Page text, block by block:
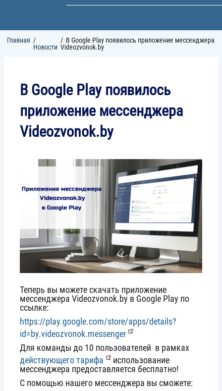
Строка
навигации
Главная
Новости
В Google Play появилось приложение мессенджера
Videozvonok.by
В Google Play появилось
приложение мессенджера
Videozvonok.by
Теперь вы можете скачать приложение
мессенджера Videozvonok.by в Google Play по
ссылке:
https://play.google.com/store/apps/details?
id=by.videozvonok.messenger
Для команды до 10 пользователей в рамках
действующего тарифа
использование
мессенджера предоставляется бесплатно!
С помощью нашего мессенджера вы сможете: